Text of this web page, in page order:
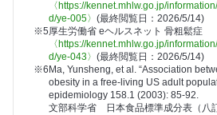
〈https://kennet.mhlw.go.jp/
d/ye-005〉 (最終閲覧日：2026/5/14)
※5厚生労働省 eヘルスネット 骨粗鬆症
〈https://kennet.mhlw.go.jp/
d/ye-043〉 (最終閲覧日：2026/5/14)
※6 Ma, Yunsheng, et al. “Association
obesity in a free-living US adult
epidemiology 158.1 (2003): 85-92.
文部科学省 日本食品標準成分表（八